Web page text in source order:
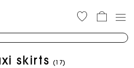
skirts (17)